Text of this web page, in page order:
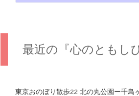
最近の『心のともしび
東京おのぼり散歩22 北の丸公園ー千鳥